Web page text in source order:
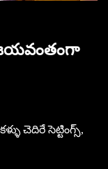
చెదిరే సెట్టింగ్స్,